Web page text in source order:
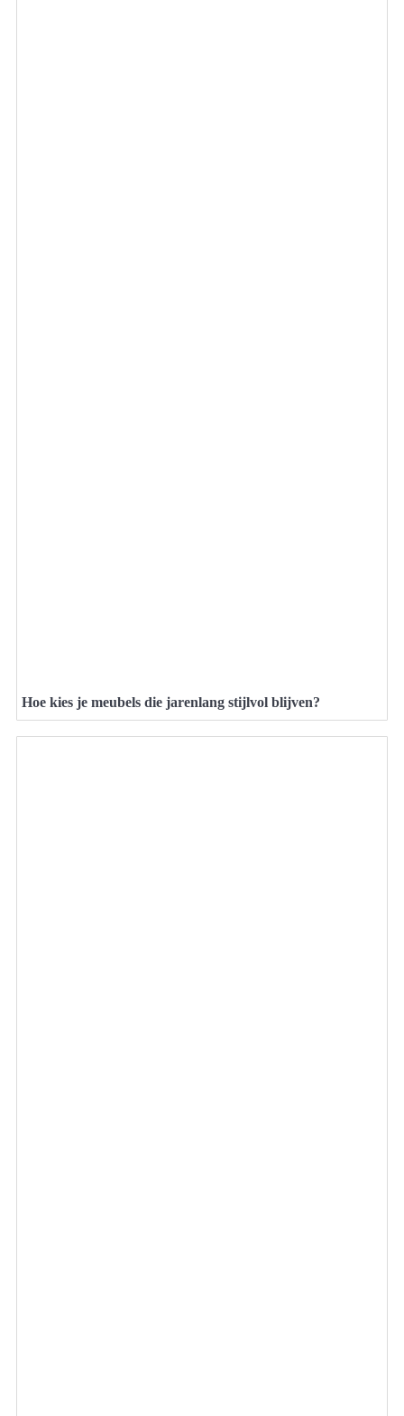
Hoe kies je meubels die jarenlang stijlvol blijven?